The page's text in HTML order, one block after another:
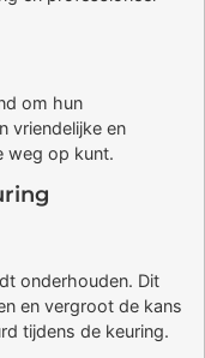
om hun
vriendelijke en
weg op kunt.
onderhouden. Dit
en vergroot de kans
tijdens de keuring.